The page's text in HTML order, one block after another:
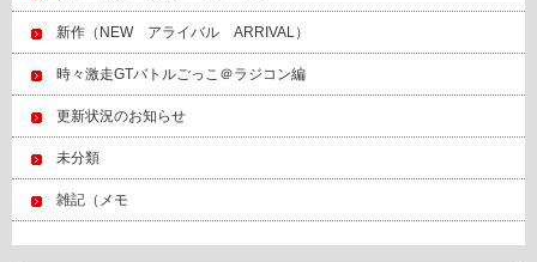
新作（NEW アライバル ARRIVAL）
時々激走GTバトルごっこ＠ラジコン編
更新状況のお知らせ
未分類
雑記（メモ